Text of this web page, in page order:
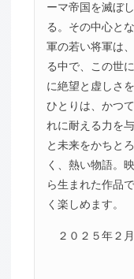
ーマ帝国を滅ぼ
る。その中心と
軍の若い将軍は
る中で、この世
に絶望と虚しさ
ひとりは、かつ
れに耐える力を
と未来をかちと
く、熱い物語。
ら生まれた作品
く楽しめます。
２０２５年２